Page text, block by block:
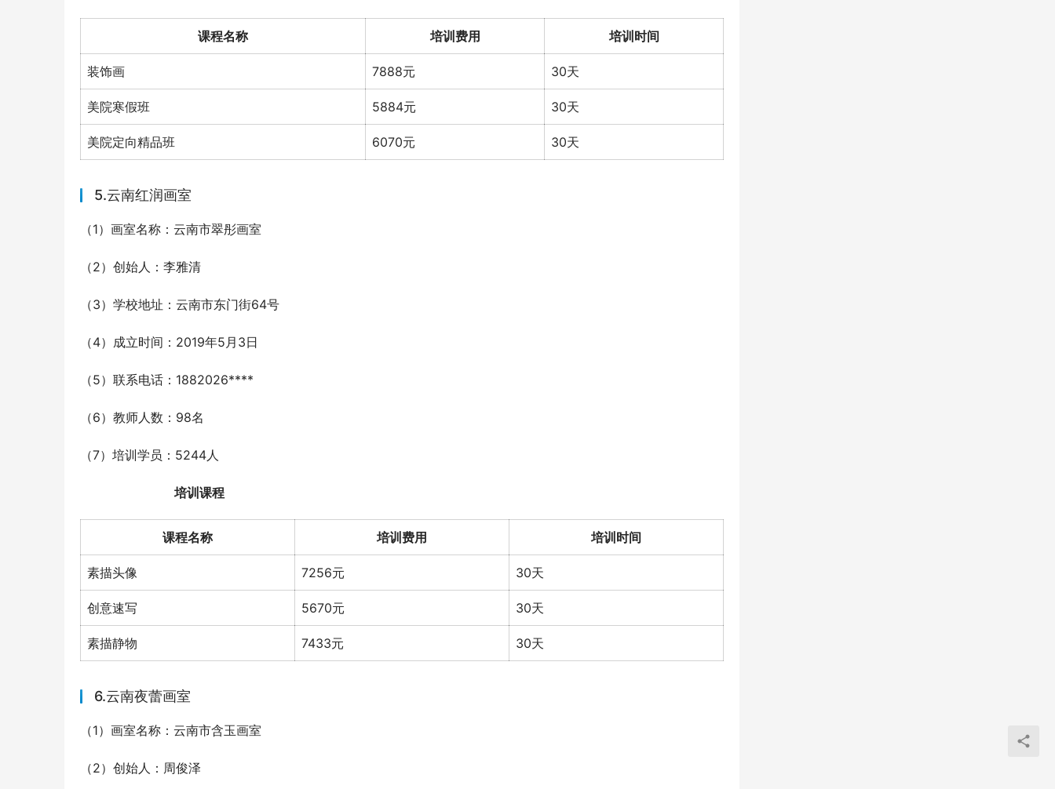
课程名称 培训费用 培训时间
装饰画 7888元 30天
美院寒假班 5884元 30天
美院定向精品班 6070元 30天
5.云南红润画室
（1）画室名称：云南市翠彤画室
（2）创始人：李雅清
（3）学校地址：云南市东门街64号
（4）成立时间：2019年5月3日
（5）联系电话：1882026****
（6）教师人数：98名
（7）培训学员：5244人
培训课程
课程名称 培训费用 培训时间
素描头像 7256元 30天
创意速写 5670元 30天
素描静物 7433元 30天
6.云南夜蕾画室
（1）画室名称：云南市含玉画室
（2）创始人：周俊泽